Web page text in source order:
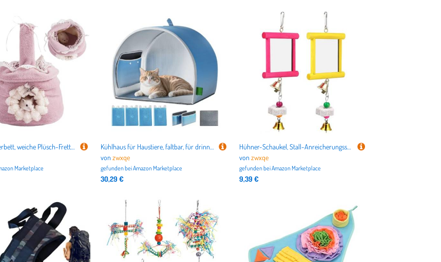
zwxqe Kleintierbett, weiche Plüsch-Frettchen-Hängematte, hängbares Nest mit Kordelzug, multifunktionales Hamsterkäfig-Zubehör, kleines Haustierkäfig-Schlafnest, Bett, Hamsterbett für goldenen Bären
Marketplace
Kühlhaus für Haustiere, faltbar, für drinnen und draußen, intelligent, bequem, langlebig, kühl, wetterfest, großes Haustierhaus für Wohnzimmer, Park, Garten
vonzwxqe
gefunden beiAmazon Marketplace
30,29 €
Hühner-Schaukel, Stall-Anreicherungsspiegel, Pickspielzeug, sicheres multifunktionales Geflügel-Langeweile, 21 x 10 x 4 cm, Outdoor-Gartenzubehör für Hühner
vonzwxqe
gefunden beiAmazon Marketplace
9,39 €